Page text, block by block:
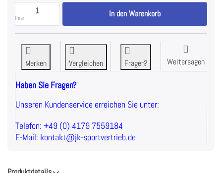
Paar
Hex-Hanteln, gummiert 2,5kg Abstufung zu 27,73 €,
In den Warenkorb
Merken Vergleichen Fragen? Weitersagen
Haben Sie Fragen?
Unseren Kundenservice erreichen Sie unter:
Telefon: +49 (0) 4179 7559184
E-Mail: kontakt@jk-sportvertrieb.de